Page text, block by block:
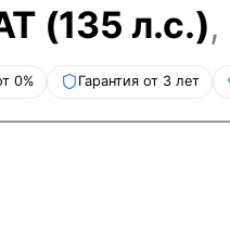
(135 л.с.),
0% Гарантия от 3 лет